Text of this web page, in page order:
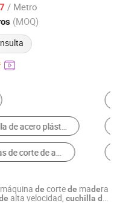
/ Metro
(MOQ)
2020
de Sierra
Piezas de Maquinaria de Papel
máquina de cortede madera
alta velocidad, cuchilla de
Trade Co., Ltd.